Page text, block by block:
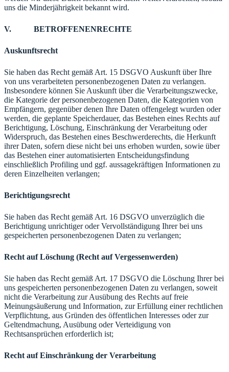
uns die Minderjährigkeit bekannt wird.
V. BETROFFENENRECHTE
Auskunftsrecht
Sie haben das Recht gemäß Art. 15 DSGVO Auskunft über Ihre
von uns verarbeiteten personenbezogenen Daten zu verlangen.
Insbesondere können Sie Auskunft über die Verarbeitungszwecke,
die Kategorie der personenbezogenen Daten, die Kategorien von
Empfängern, gegenüber denen Ihre Daten offengelegt wurden oder
werden, die geplante Speicherdauer, das Bestehen eines Rechts auf
Berichtigung, Löschung, Einschränkung der Verarbeitung oder
Widerspruch, das Bestehen eines Beschwerderechts, die Herkunft
ihrer Daten, sofern diese nicht bei uns erhoben wurden, sowie über
das Bestehen einer automatisierten Entscheidungsfindung
einschließlich Profiling und ggf. aussagekräftigen Informationen zu
deren Einzelheiten verlangen;
Berichtigungsrecht
Sie haben das Recht gemäß Art. 16 DSGVO unverzüglich die
Berichtigung unrichtiger oder Vervollständigung Ihrer bei uns
gespeicherten personenbezogenen Daten zu verlangen;
Recht auf Löschung (Recht auf Vergessenwerden)
Sie haben das Recht gemäß Art. 17 DSGVO die Löschung Ihrer bei
uns gespeicherten personenbezogenen Daten zu verlangen, soweit
nicht die Verarbeitung zur Ausübung des Rechts auf freie
Meinungsäußerung und Information, zur Erfüllung einer rechtlichen
Verpflichtung, aus Gründen des öffentlichen Interesses oder zur
Geltendmachung, Ausübung oder Verteidigung von
Rechtsansprüchen erforderlich ist;
Recht auf Einschränkung der Verarbeitung